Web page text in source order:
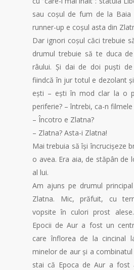
sau coșul de fum de la Baia
runner-up e coșul asta din
Dar ignori coșul căci trebuie
drumul trebuie să te duca
râului. Și dai de doi puști
fiindcă în jur totul e dezolant
ești – ești în mod clar la o
periferie? – întrebi, ca-n
– Încotro e Zlatna?
– Zlatna? Asta-i Zlatna!
Mai trebuia să își încrucișeze
o avea. Era aia, de stăpân de
al lui.
Am ajuns pe drumul
Zlatna. Mic, prăfuit, cu
vopsite în culori prost
Epocii de Aur a fost un
care înflorea de la cincinal
minelor de aur și a
stai că Epoca de Aur a fost